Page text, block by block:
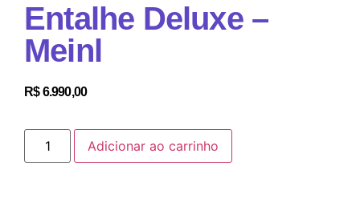
Entalhe Deluxe –
Meinl
R$6.990,00
Adicionar ao carrinho